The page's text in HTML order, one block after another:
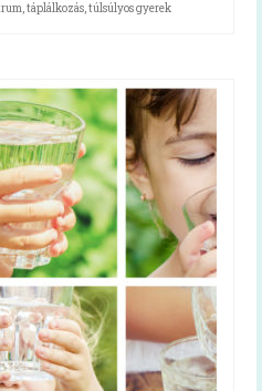
járvány idején
legkedveltebb
szakembereit
,táplálkozás,túlsúlyos gyerek